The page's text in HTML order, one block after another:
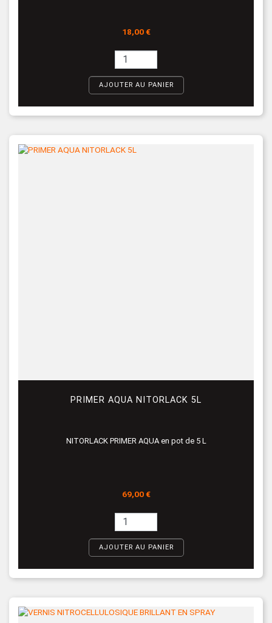
Prix
18,00 €
AJOUTER AU PANIER
PRIMER AQUA NITORLACK 5L
NITORLACK PRIMER AQUA en pot de 5 L
Prix
69,00 €
AJOUTER AU PANIER